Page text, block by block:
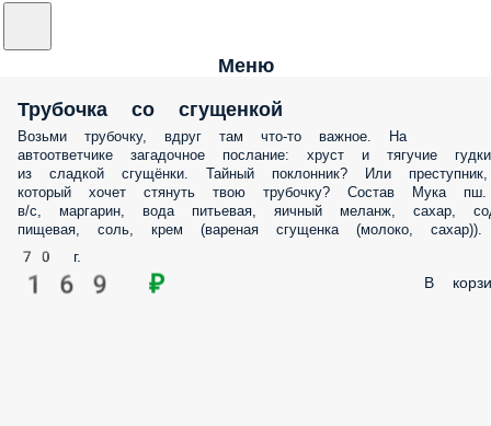
Меню
Трубочка со сгущенкой
Возьми трубочку, вдруг там что-то важное. На
автоответчике загадочное послание: хруст и тягучие гудки
из сладкой сгущёнки. Тайный поклонник? Или преступник,
который хочет стянуть твою трубочку? Состав Мука пш.
в/с, маргарин, вода питьевая, яичный меланж, сахар,
пищевая, соль, крем (вареная сгущенка (молоко, сахар)).
70 г.
169 ₽ В